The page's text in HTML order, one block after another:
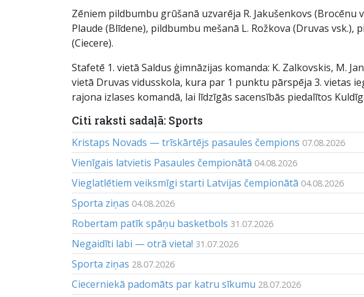
Zēniem pildbumbu grūšanā uzvarēja R. Jakušenkovs (Brocēnu
Plaude (Blīdene), pildbumbu mešanā L. Rožkova (Druvas
(Ciecere).
Stafetē 1. vietā Saldus ģimnāzijas komanda: K. Zalkovskis, M.
vietā Druvas vidusskola, kura par 1 punktu pārspēja 3. vietas
rajona izlases komandā, lai līdzīgās sacensībās piedalītos
Citi raksti sadaļā: Sports
Kristaps Novads — trīskārtējs pasaules čempions 07.08.2026
Vienīgais latvietis Pasaules čempionātā 04.08.2026
Vieglatlētiem veiksmīgi starti Latvijas čempionātā 04.08.2026
Sporta ziņas 04.08.2026
Robertam patīk spāņu basketbols 31.07.2026
Negaidīti labi — otrā vieta! 31.07.2026
Sporta ziņas 28.07.2026
Ciecerniekā padomāts par katru sīkumu 28.07.2026